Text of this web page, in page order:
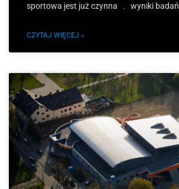
sportowa jest już czynna . wyniki badań
CZYTAJ WIĘCEJ »